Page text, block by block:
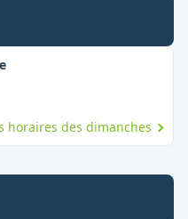
,
horaires des dimanches